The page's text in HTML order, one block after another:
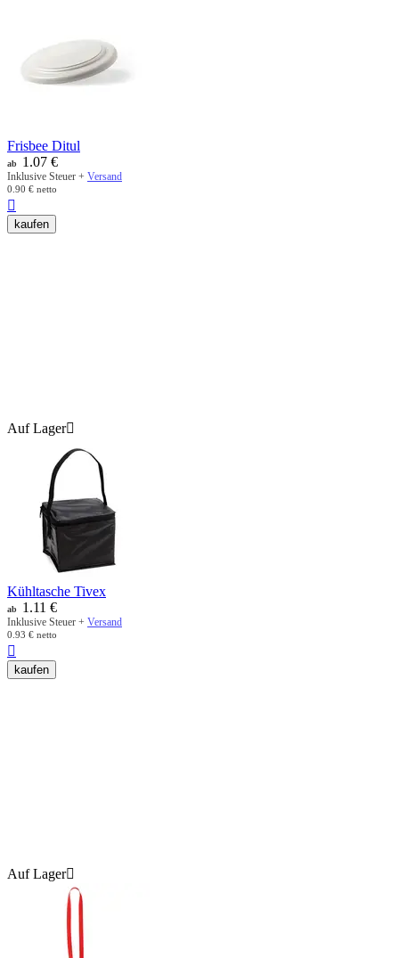
Frisbee Ditul
ab 1.07 €
Inklusive Steuer + Versand
0.90 € netto

kaufen
Auf Lager
Kühltasche Tivex
ab 1.11 €
Inklusive Steuer + Versand
0.93 € netto

kaufen
Auf Lager